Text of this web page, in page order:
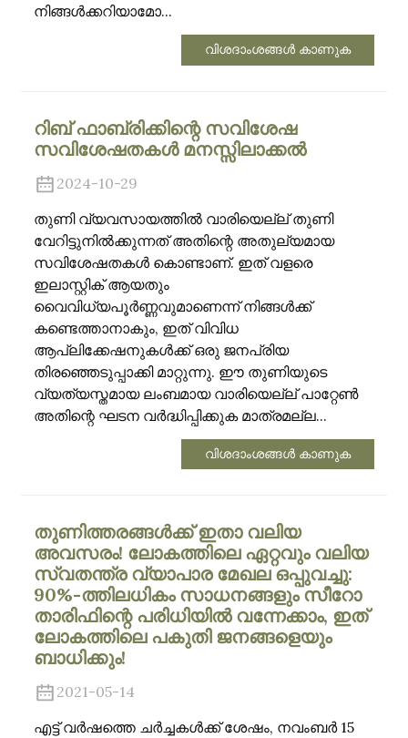
നിങ്ങൾക്കറിയാമോ...
വിശദാംശങ്ങൾ കാണുക
റിബ് ഫാബ്രിക്കിന്റെ സവിശേഷ
സവിശേഷതകൾ മനസ്സിലാക്കൽ
2024-10-29
തുണി വ്യവസായത്തിൽ വാരിയെല്ല് തുണി
വേറിട്ടുനിൽക്കുന്നത് അതിന്റെ അതുല്യമായ
സവിശേഷതകൾ കൊണ്ടാണ്. ഇത് വളരെ
ഇലാസ്റ്റിക് ആയതും
വൈവിധ്യപൂർണ്ണവുമാണെന്ന് നിങ്ങൾക്ക്
കണ്ടെത്താനാകും, ഇത് വിവിധ
ആപ്ലിക്കേഷനുകൾക്ക് ഒരു ജനപ്രിയ
തിരഞ്ഞെടുപ്പാക്കി മാറ്റുന്നു. ഈ തുണിയുടെ
വ്യത്യസ്തമായ ലംബമായ വാരിയെല്ല് പാറ്റേൺ
അതിന്റെ ഘടന വർദ്ധിപ്പിക്കുക മാത്രമല്ല...
വിശദാംശങ്ങൾ കാണുക
തുണിത്തരങ്ങൾക്ക് ഇതാ വലിയ
അവസരം! ലോകത്തിലെ ഏറ്റവും വലിയ
സ്വതന്ത്ര വ്യാപാര മേഖല ഒപ്പുവച്ചു:
90%-ത്തിലധികം സാധനങ്ങളും സീറോ
താരിഫിന്റെ പരിധിയിൽ വന്നേക്കാം, ഇത്
ലോകത്തിലെ പകുതി ജനങ്ങളെയും
ബാധിക്കും!
2021-05-14
എട്ട് വർഷത്തെ ചർച്ചകൾക്ക് ശേഷം, നവംബർ 15